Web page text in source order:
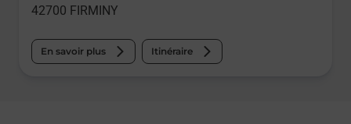
42700 FIRMINY
En savoir plus Itinéraire